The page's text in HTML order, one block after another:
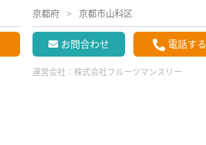
京都府 京都市山科区
お問合わせ 電話する
運営会社： 株式会社フルーツマンスリー